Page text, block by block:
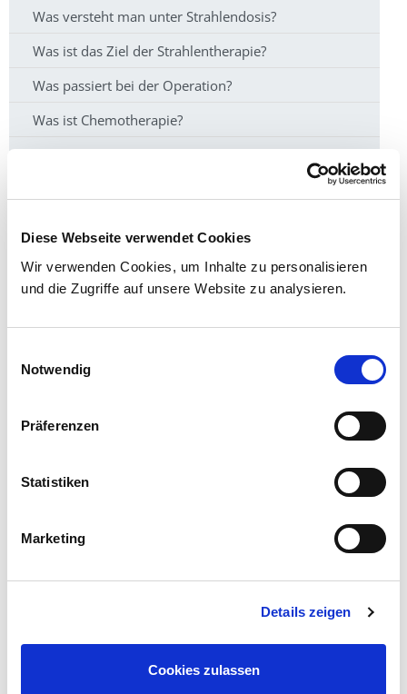
Diese Webseite verwendet Cookies
Wir verwenden Cookies, um Inhalte zu personalisieren
und die Zugriffe auf unsere Website zu analysieren.
Notwendig
Präferenzen
Statistiken
Marketing
Details zeigen
Cookies zulassen
Was versteht man unter Strahlendosis?
Was ist das Ziel der Strahlentherapie?
Was passiert bei der Operation?
Was ist Chemotherapie?
Wie ist der zeitliche Ablauf der Bestrahlung?
Warum dauert die Einleitung der Strahlenbehandlung
Wie verkürze ich die täglichen Wartezeiten während
der Bestrahlung?
Was passiert am Linearbeschleuniger?
Welche Nebenwirkungen können auftreten?
Strahlentherapie bei „gutartigen“ Erkrankungen?
Nebenwirkungen
Pflege
Lebensführung und Ernährung?
Abschlussgespräch